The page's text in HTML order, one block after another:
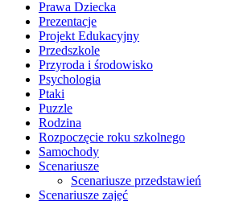
Prawa Dziecka
Prezentacje
Projekt Edukacyjny
Przedszkole
Przyroda i środowisko
Psychologia
Ptaki
Puzzle
Rodzina
Rozpoczęcie roku szkolnego
Samochody
Scenariusze
Scenariusze przedstawień
Scenariusze zajęć